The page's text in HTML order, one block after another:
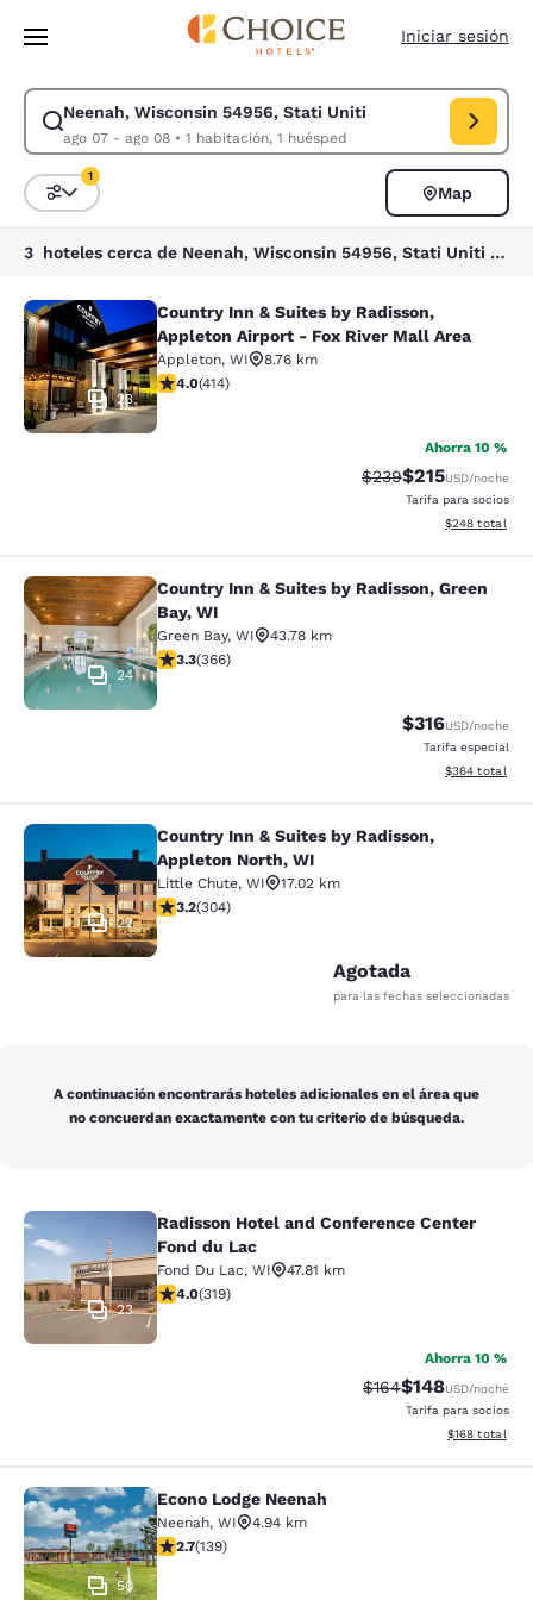
Saltar A Contenido Principal
Iniciar sesión
Neenah, Wisconsin 54956, Stati Uniti
ago 07 - ago 08• 1 habitación, 1 huésped
Modificar búsqueda para Neenah, Wisconsin 54956, Stati Uniti. Fecha
Ordenar y filtrar
1
Map
3 hoteles cerca de Neenah, Wisconsin 54956, Stati Uniti coinciden con tus filtros
Country Inn & Suites by Radisson,
23
Country Inn & Suites by Radisson,
Appleton Airport - Fox River Mall Area
Appleton, WI
8.76 km
Calificación de 3.96 estrellas. Bueno. 414 reseñas
4.0(414)
Ahorra 10 %
Tarifa tachada:
$239Tarifa reducida:
$215USD/noche
Tarifa para socios
Ver detalles
$248 total
Country Inn & Suites by Radisson,
24
Country Inn & Suites by Radisson, Green
Bay, WI
Green Bay, WI
43.78 km
Calificación de 3.28 estrellas. Bueno. 366 reseñas
3.3(366)
$316USD/noche
Tarifa especial
Ver detalles
$364 total
Country Inn & Suites by Radisson,
22
Country Inn & Suites by Radisson,
Appleton North, WI
Little Chute, WI
17.02 km
Calificación de 3.24 estrellas. Bueno. 304 reseñas
3.2(304)
Agotada
para las fechas seleccionadas
A continuación encontrarás hoteles adicionales en el área que
no concuerdan exactamente con tu criterio de búsqueda.
Radisson Hotel and Conference
23
Radisson Hotel and Conference Center
Fond du Lac
Fond Du Lac, WI
47.81 km
Calificación de 4.05 estrellas. Muy bueno. 319 reseñas
4.0(319)
Ahorra 10 %
Tarifa tachada:
$164Tarifa reducida:
$148USD/noche
Tarifa para socios
Ver detalles
$168 total
Econo Lodge Neenah
50
Econo Lodge Neenah
Neenah, WI
4.94 km
Calificación de 2.68 estrellas. Razonable. 139 reseñas
2.7(139)